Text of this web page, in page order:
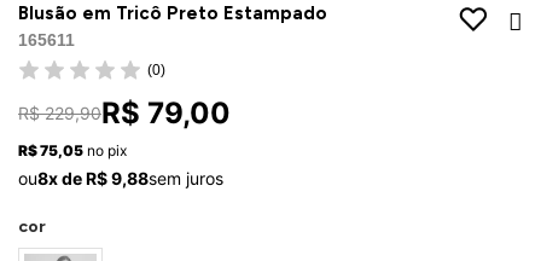
Blusão em Tricô Preto Estampado
165611
(0)
R$ 229,90R$ 79,00
R$ 75,05 no pix
ou8x de R$ 9,88sem juros
cor